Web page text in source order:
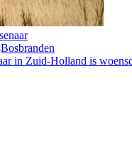
Bosbranden
in Zuid-Holland is